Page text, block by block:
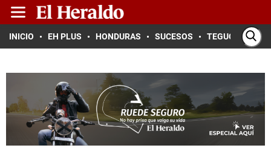
INICIO EH PLUS HONDURAS SUCESOS TEGUCIGALPA